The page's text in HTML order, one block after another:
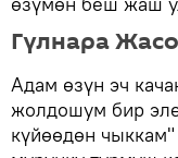
Гүлнара
Адам өзүн эч
жолдошум бир
күйөөдөн